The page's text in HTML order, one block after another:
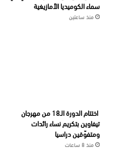
سماء الكوميديا الأمازيغية
منذ ساعتين
اختتام الدورة الـ18 من مهرجان
تيفاوين بتكريم نساء رائدات
ومتفوّقين دراسيا
منذ 8 ساعات